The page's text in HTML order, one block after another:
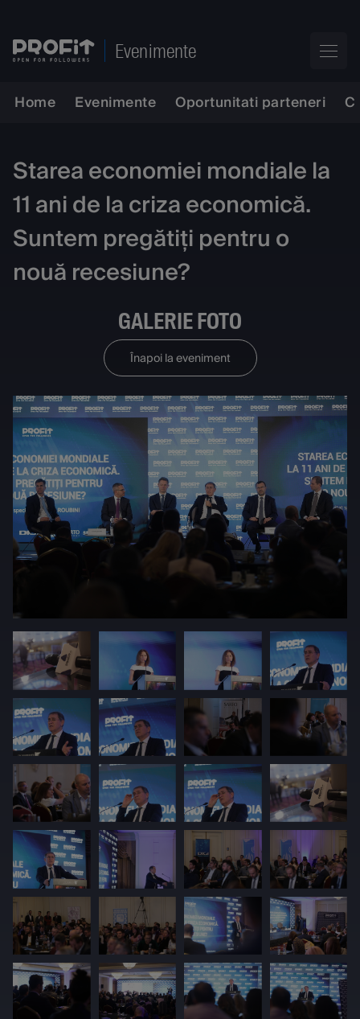
Evenimente
Home Evenimente Oportunitati parteneri
Starea economiei mondiale la
11 ani de la criza economică.
Suntem pregătiți pentru o
nouă recesiune?
GALERIE FOTO
Înapoi la eveniment